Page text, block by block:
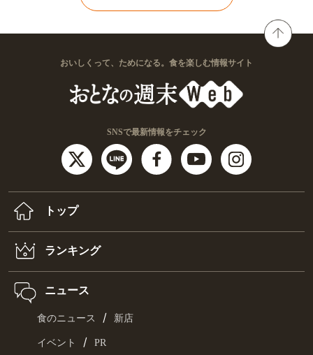
おいしくって、ためになる。食を楽しむ情報サイト
SNSで最新情報をチェック
トップ
ランキング
ニュース
食のニュース / 新店
イベント / PR